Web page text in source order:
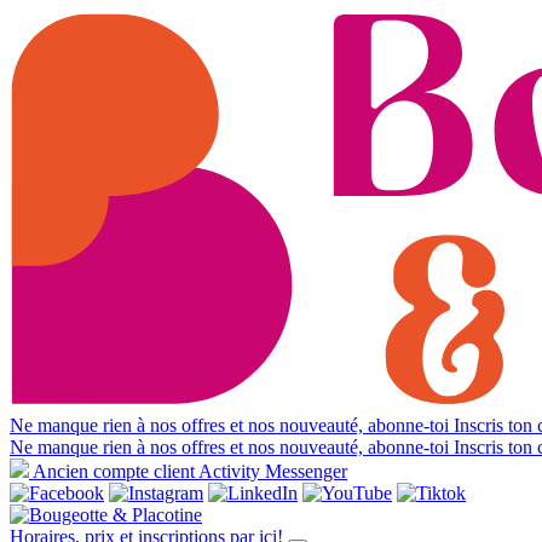
Ne manque rien à nos offres et nos nouveauté, abonne-toi Inscris ton
Ne manque rien à nos offres et nos nouveauté, abonne-toi Inscris ton
Ancien compte client Activity Messenger
Horaires, prix et inscriptions par ici!